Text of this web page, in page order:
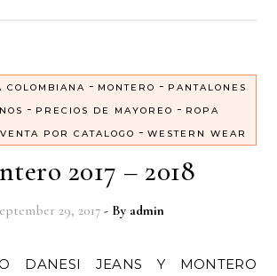
COLOMBIANA - MONTERO - PANTALONES
- PRECIOS DE MAYOREO - ROPA
VENTA POR CATALOGO - WESTERN WEAR
2017 – 2018
29, 2017 - By admin